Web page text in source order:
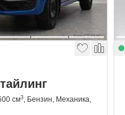
см3, Бензин, Механика,